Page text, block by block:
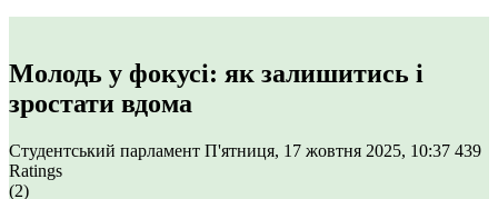
Молодь у фокусі: як залишитись і
зростати вдома
Студентський парламент П'ятниця, 17 жовтня 2025, 10:37 439
Ratings
(2)